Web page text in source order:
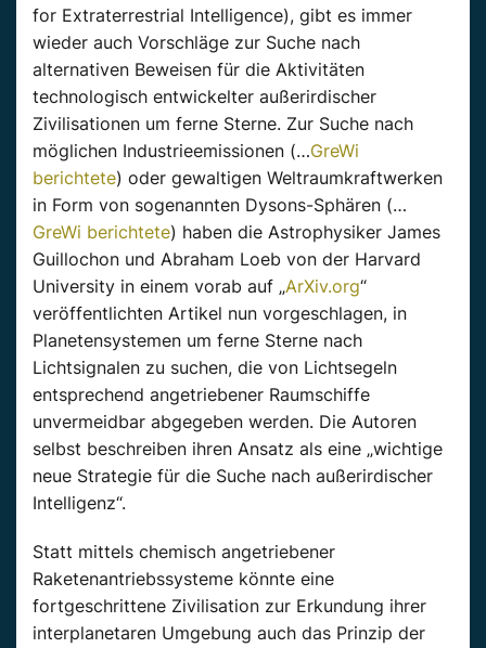
for Extraterrestrial Intelligence), gibt es immer
wieder auch Vorschläge zur Suche nach
alternativen Beweisen für die Aktivitäten
technologisch entwickelter außerirdischer
Zivilisationen um ferne Sterne. Zur Suche nach
möglichen Industrieemissionen (…GreWi
berichtete) oder gewaltigen Weltraumkraftwerken
in Form von sogenannten Dysons-Sphären (…
GreWi berichtete) haben die Astrophysiker James
Guillochon und Abraham Loeb von der Harvard
University in einem vorab auf „ArXiv.org“
veröffentlichten Artikel nun vorgeschlagen, in
Planetensystemen um ferne Sterne nach
Lichtsignalen zu suchen, die von Lichtsegeln
entsprechend angetriebener Raumschiffe
unvermeidbar abgegeben werden. Die Autoren
selbst beschreiben ihren Ansatz als eine „wichtige
neue Strategie für die Suche nach außerirdischer
Intelligenz“.
Statt mittels chemisch angetriebener
Raketenantriebssysteme könnte eine
fortgeschrittene Zivilisation zur Erkundung ihrer
interplanetaren Umgebung auch das Prinzip der